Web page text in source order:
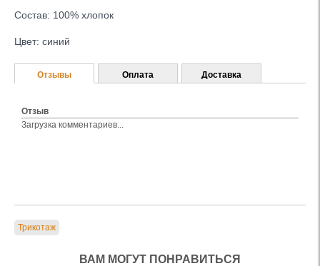
Состав: 100% хлопок
Цвет: синий
Отзывы
Отзыв
Загрузка комментариев...
Оплата Доставка
Трикотаж
ВАМ МОГУТ ПОНРАВИТЬСЯ